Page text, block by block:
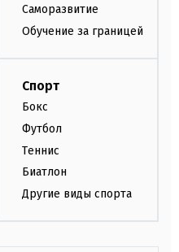
Саморазвитие
Обучение за границей
Спорт
Бокс
Футбол
Теннис
Биатлон
Другие виды спорта